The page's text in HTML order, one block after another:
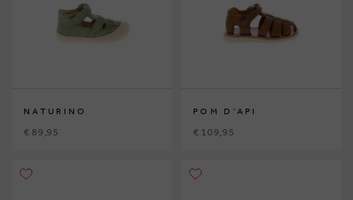
NATURINO
€ 89,95
POM D'API
€ 109,95